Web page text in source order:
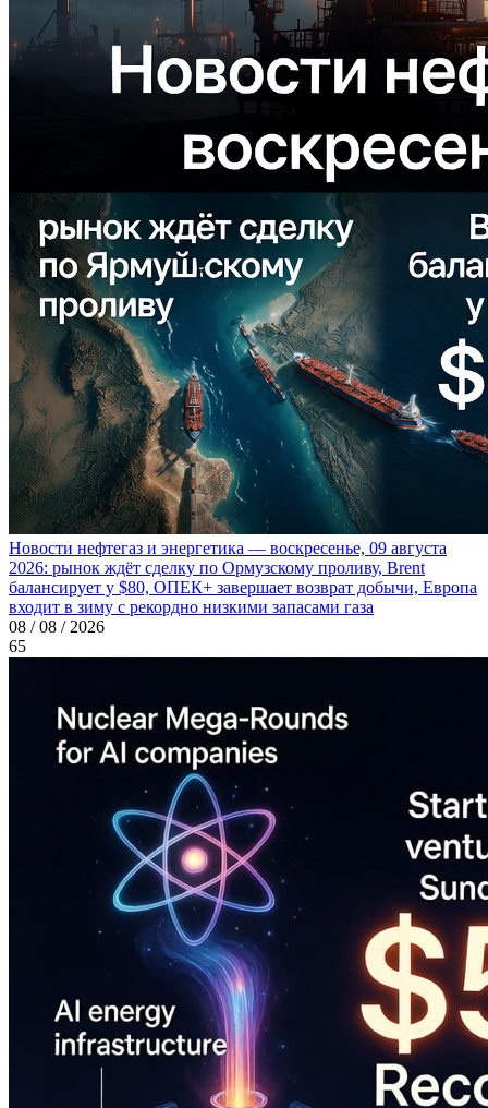
Новости нефтегаз и энергетика — воскресенье, 09 августа
2026: рынок ждёт сделку по Ормузскому проливу, Brent
балансирует у $80, ОПЕК+ завершает возврат добычи, Европа
входит в зиму с рекордно низкими запасами газа
08 / 08 / 2026
65